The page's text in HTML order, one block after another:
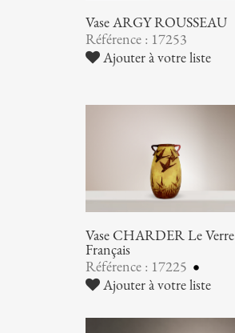
Vase ARGY ROUSSEAU
Référence : 17253
Ajouter à votre liste
Vase CHARDER Le Verre
Français
Référence : 17225
Ajouter à votre liste